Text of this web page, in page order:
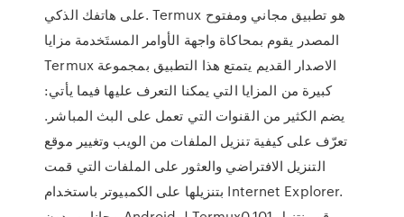
على هاتفك الذكي. Termux هو تطبيق مجاني ومفتوح
المصدر يقوم بمحاكاة واجهة الأوامر المستَخدمة مزايا
Termux الاصدار القديم يتمتع هذا التطبيق بمجموعة
كبيرة من المزايا التي يمكنا التعرف عليها فيما يأتي:
يضم الكثير من القنوات التي تعمل على البث المباشر.
تعرّف على كيفية تنزيل الملفات من الويب وتغيير موقع
التنزيل الافتراضي والعثور على الملفات التي قمت
بتنزيلها على الكمبيوتر باستخدام Internet Explorer.